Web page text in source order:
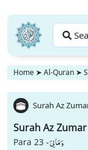
Home ➤ Al-Quran ➤
Surah Az
Surah Az Zumar
Para 23 -وَ مَا لِیَ